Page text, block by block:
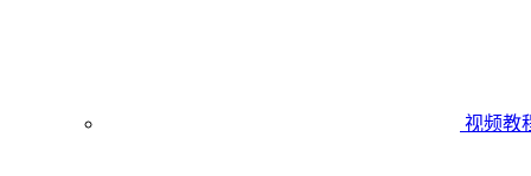
视频教